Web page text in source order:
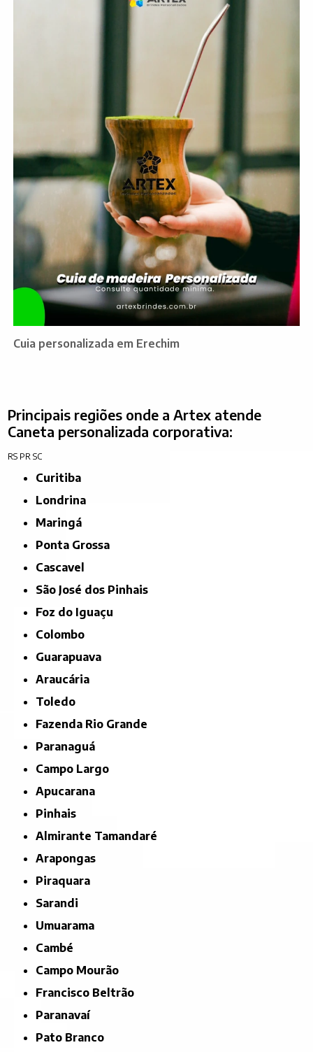
Cuia personalizada em Erechim
Principais regiões onde a Artex atende
Caneta personalizada corporativa:
RS PR SC
Curitiba
Londrina
Maringá
Ponta Grossa
Cascavel
São José dos Pinhais
Foz do Iguaçu
Colombo
Guarapuava
Araucária
Toledo
Fazenda Rio Grande
Paranaguá
Campo Largo
Apucarana
Pinhais
Almirante Tamandaré
Arapongas
Piraquara
Sarandi
Umuarama
Cambé
Campo Mourão
Francisco Beltrão
Paranavaí
Pato Branco